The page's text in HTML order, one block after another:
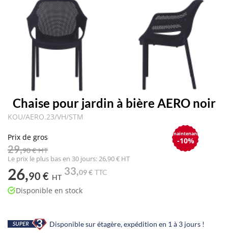
Chaise pour jardin à bière AERO noir
KOU/AERO.23/VH/STM
Prix de gros
29,90 € HT
maintenant
-10%
Le prix le plus bas en 30 jours: 26,90 € HT
26,90 € HT
33,09 € TTC
Disponible en stock
Disponible sur étagère, expédition en 1 à 3 jours !